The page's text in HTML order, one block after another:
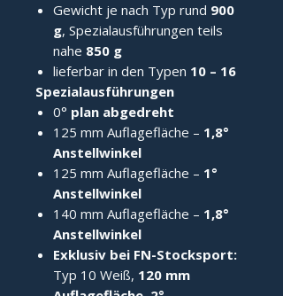
Gewicht je nach Typ rund 900
g, Spezialausführungen teils
nahe 850 g
lieferbar in den Typen 10 – 16
Spezialausführungen
0° plan abgedreht
125 mm Auflagefläche – 1,8°
Anstellwinkel
125 mm Auflagefläche – 1°
Anstellwinkel
140 mm Auflagefläche – 1,8°
Anstellwinkel
Exklusiv bei FN-Stocksport:
Typ 10 Weiß, 120 mm